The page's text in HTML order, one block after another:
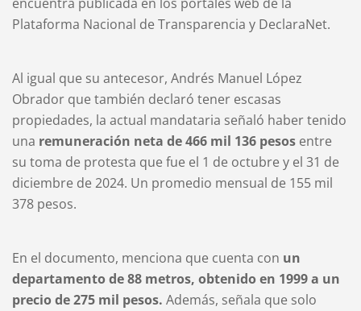
Plataforma Nacional de Transparencia y DeclaraNet.
Al igual que su antecesor, Andrés Manuel López
Obrador que también declaró tener escasas
propiedades, la actual mandataria señaló haber tenido
una remuneración neta de 466 mil 136 pesosentre
su toma de protesta que fue el 1 de octubre y el 31 de
diciembre de 2024. Un promedio mensual de 155 mil
378 pesos.
En el documento, menciona que cuenta con un
departamento de 88 metros, obtenido en 1999 a un
precio de 275 mil pesos. Además, señala que solo